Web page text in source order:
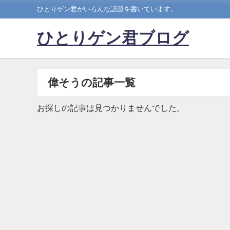
ひとりゲン君がいろんな話題を書いています。
ひとりゲン君ブログ
偉そうの記事一覧
お探しの記事は見つかりませんでした。